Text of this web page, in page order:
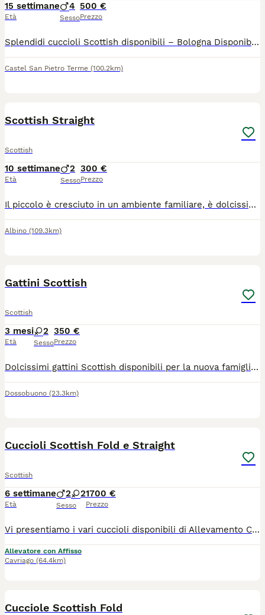
15 settimane
Età
4
Sesso
500 €
Prezzo
Splendidi cuccioli Scottish disponibili – Bologna Disponibili splendidi cuccioli di Scottish, cresciuti in ambiente familiare con tanto amore e attenzione. I cuccioli nati il 21 aprile 2026, saranno ceduti solo dopo il compimento dell'età minima prevista dalla normativa, con: sverminazione effettuata; vaccinazioni in regola per l'età; visita veterinaria; libretto sanitario. Sono abituati al contatto con le persone, affettuosi, equilibrati e perfettamente socializzati. I genitori sono visibili e vengono allevati con cura. Su richiesta è possibile ricevere ulteriori foto e video dei cuccioli e dei genitori. È possibile venire a conoscerli senza impegno a Bologna. Per informazioni, foto, video o per fissare una visita, contattatemi in privato.
Castel San Pietro Terme (100.2km)
Scottish Straight
Scottish
10 settimane
Età
2
Sesso
300 €
Prezzo
Il piccolo è cresciuto in un ambiente familiare, è dolcissimo e già perfettamente abituato al contatto umano. È nato da genitori entrambi Scottish Fold (mamma beige e papà blue). Il gattino è già svezzato ed è subito disponibile per essere accolto e coccolato nella sua nuova famiglia! Per qualsiasi informazione, altre foto o per venire a vederlo di persona, non esitare a contattarmi. Solo per veri amanti della razza.
Albino (109.3km)
Gattini Scottish
Scottish
3 mesi
Età
2
Sesso
350 €
Prezzo
Dolcissimi gattini Scottish disponibili per la nuova famiglia, sono molto adorabili e giocherellone , usano la lettiera e mangiano da soli, amano tantissimo stare nella compagnia delle persone,
Dossobuono (23.3km)
Cuccioli Scottish Fold e Straight
Scottish
6 settimane
Età
2 2
Sesso
1700 €
Prezzo
Vi presentiamo i vari cuccioli disponibili di Allevamento Casa HD Von Panty 🐱 Tutti i nostri cuccioli vengono cresciuti per i primi mesi da noi affinché non raggiungono i 3 mesi d’età, momento a partire dal quale saranno pronti ad entrare a far parte della nuova famiglia. 🙋🏻‍♀️ Innamorarsi di questi cuccioli è molto facile. Per questo vi suggeriamo sempre di prenotare il cucciolo con largo anticipo. 🏠Venite a farci visita di persona presso il nostro Allevamento, sarà amore a prima vista ♥️ 💕Inoltre potremmo dialogare assieme per scoprire le vostre affinità con il cucciolo e darvi dei consigli per costruire una piacevole relazione felina. Ricordiamo che tutti i nostri cuccioli vengono ceduti con: 1) Contratto 2) libretto sanitario e Pedigree 3) Vaccinazioni e sverminazione 4) Microchip 5) Certificato di buona salute 6) Test genitori 7)Kit giochi e consigli comportamentali e alimentari per relazionarsi con il cucciolo I nostri cuccioli sono già educati al tiragraffi e all’uso della lettiera. Un animale è magia 👉ci trovate a: 📍37062 Villafranca di Verona in via Carlo Alberto, 44 📍42025 Corte Tegge Cavriago (RE) in Via Piero Gobetti,1 ☎️ prendete appuntamento telefonico al 348 4095905 oppure 340 0021208 https://allevamentocasahdvonbaunty.com Ciao 🐾 Milena, Larysa e Fausto 🐾
Allevatore con Affisso
Cavriago (64.4km)
Cucciole Scottish Fold